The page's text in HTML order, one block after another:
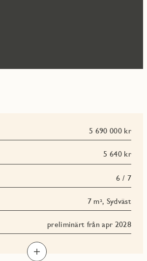
5 690 000 kr
5 640 kr
6 / 7
7 m², Sydväst
preliminärt från apr 2028